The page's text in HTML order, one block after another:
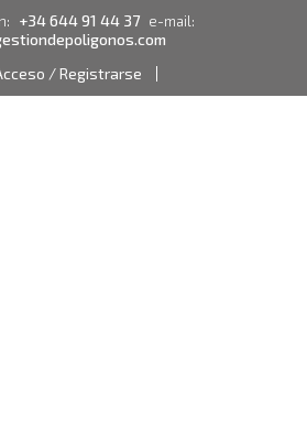
+34 644 91 44 37 e-mail:
/ Registrarse